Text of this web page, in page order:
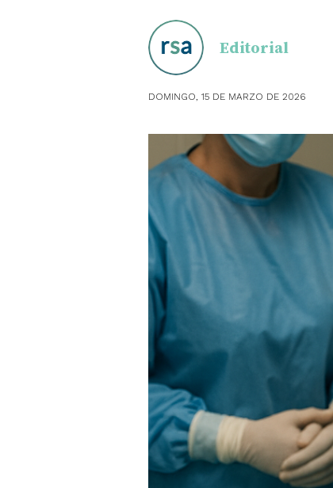
Editorial
DOMINGO, 15 DE MARZO DE 2026